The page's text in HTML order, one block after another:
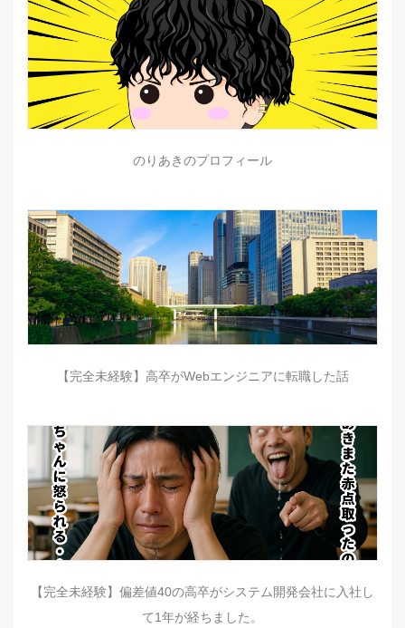
のりあきのプロフィール
【完全未経験】高卒がWebエンジニアに転職した話
【完全未経験】偏差値40の高卒がシステム開発会社に入社し
て1年が経ちました。